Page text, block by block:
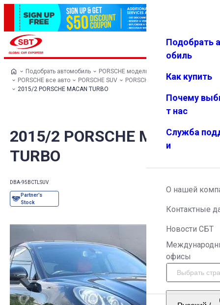
Избранн
Меню
Подобрать
обиль
Как купить
Почему
т нас
Служба
и
О нашей
Контактные
Новости СБТ
офисы
Подобрать автомобиль
PORSCHE модельный ряд
PORSCHE все авто
PORSCHE SUV
PORSCHE MACAN
2015/2 PORSCHE MACAN TURBO
2015/2 PORSCHE MACAN
TURBO
DBA-95BCTL SUV